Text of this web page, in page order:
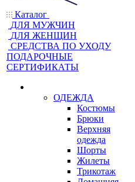
Каталог
ДЛЯ МУЖЧИН
ДЛЯ ЖЕНЩИН
CРЕДСТВА ПО УХОДУ
ПОДАРОЧНЫЕ
СЕРТИФИКАТЫ
ОДЕЖДА
Костюмы
Брюки
Верхняя
одежда
Шорты
Жилеты
Трикотаж